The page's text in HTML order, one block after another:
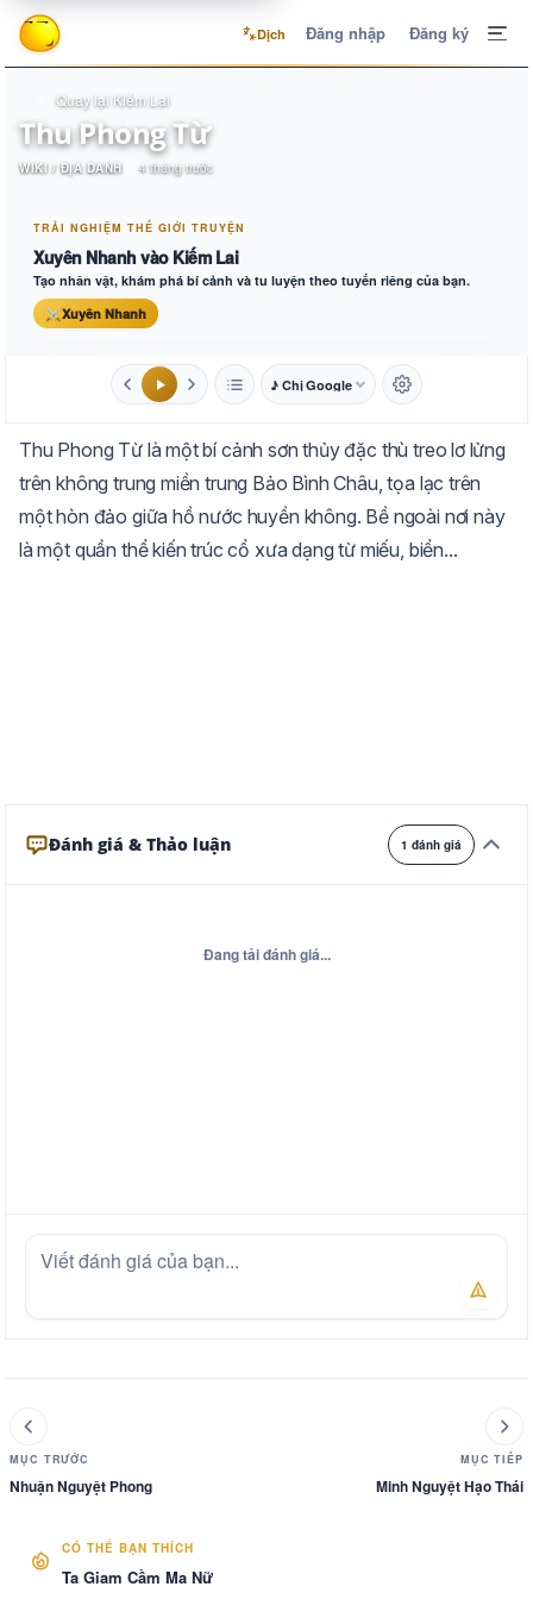
Dịch Đăng nhập Đăng ký
Quay lại Kiếm Lai
Thu Phong Từ
WIKI / ĐỊA DANH 4 tháng trước
TRẢI NGHIỆM THẾ GIỚI TRUYỆN
Xuyên Nhanh vào Kiếm Lai
Tạo nhân vật, khám phá bí cảnh và tu luyện theo tuyến riêng của bạn.
⚔Xuyên Nhanh
♪ Chị Google
Mặc định
Trắng Ngà Vàng
Thu Phong Từ là một bí cảnh sơn thủy đặc thù treo lơ lửng
trên không trung miền trung Bảo Bình Châu, tọa lạc trên
một hòn đảo giữa hồ nước huyền không. Bề ngoài nơi này
là một quần thể kiến trúc cổ xưa dạng từ miếu, biển...
Đánh giá & Thảo luận 1 đánh giá
Đang tải đánh giá...
MỤC TRƯỚC
Nhuận Nguyệt Phong
MỤC TIẾP
Minh Nguyệt Hạo Thái
CÓ THỂ BẠN THÍCH
Ta Giam Cầm Ma Nữ